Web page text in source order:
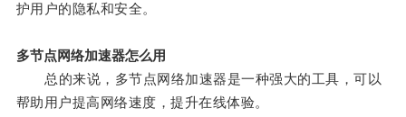
护用户的隐私和安全。
多节点网络加速器怎么用
总的来说，多节点网络加速器是一种强大的工具，可以
帮助用户提高网络速度，提升在线体验。